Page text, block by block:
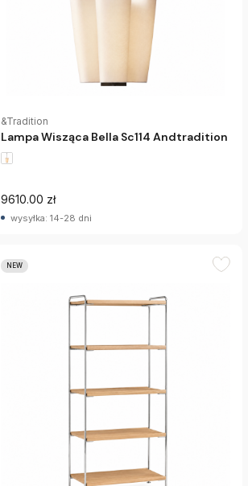
&Tradition
Lampa Wisząca Bella Sc114 Andtradition
9610.00 zł
wysyłka: 14-28 dni
NEW